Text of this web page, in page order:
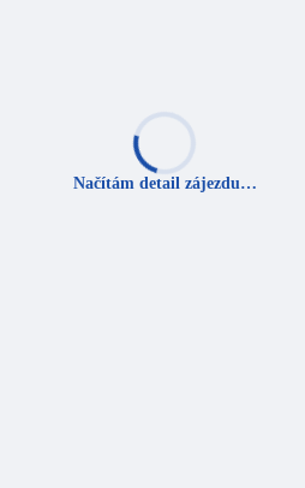
Načítám detail zájezdu…